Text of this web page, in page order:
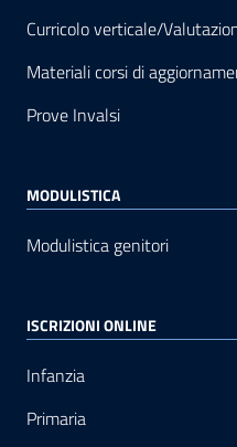
Curricolo verticale/
Materiali corsi di
Prove Invalsi
MODULISTICA
Modulistica genitori
ISCRIZIONI ONLINE
Infanzia
Primaria